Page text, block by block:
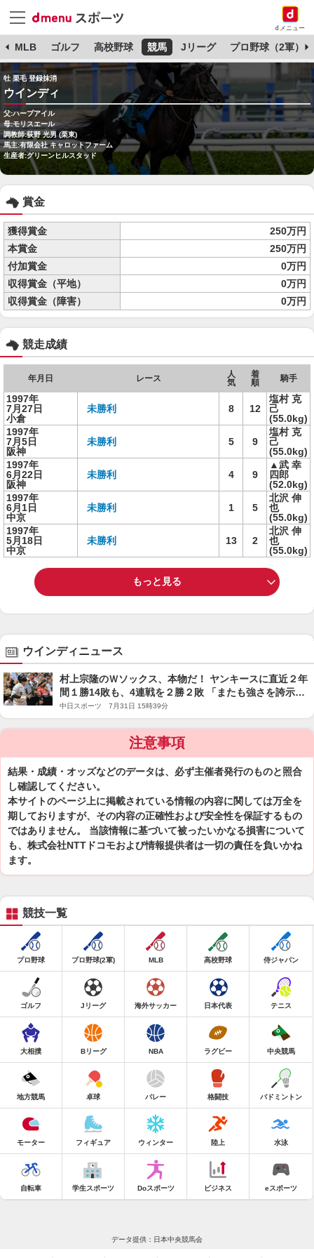
dメニュー
MLB ゴルフ 高校野球 競馬 Jリーグ プロ野球（2軍）
牡 栗毛 登録抹消
ウインディ
父:ハープアイル
母:モリスエール
調教師:荻野 光男 (栗東)
馬主:有限会社 キャロットファーム
生産者:グリーンヒルスタッド
賞金
獲得賞金
250万円
本賞金
250万円
付加賞金
0万円
収得賞金（平地）
0万円
収得賞金（障害）
0万円
競走成績
年月日 レース
人
気
着
順
騎手
1997年
7月27日
小倉
未勝利 8 12
塩村 克
己
(55.0kg)
1997年
7月5日
阪神
未勝利 5 9
塩村 克
己
(55.0kg)
1997年
6月22日
阪神
未勝利 4 9
▲武 幸
四郎
(52.0kg)
1997年
6月1日
中京
未勝利 1 5
北沢 伸
也
(55.0kg)
1997年
5月18日
中京
未勝利 13 2
北沢 伸
也
(55.0kg)
もっと見る
ウインディニュース
村上宗隆のＷソックス、本物だ！ ヤンキースに直近２年
間１勝14敗も、4連戦を２勝２敗 「またも強さを誇示さ
れるのかと思いきや」と米メディア
中日スポーツ 7月31日 15時39分
注意事項
結果・成績・オッズなどのデータは、必ず主催者発行のものと照合
し確認してください。
本サイトのページ上に掲載されている情報の内容に関しては万全を
期しておりますが、その内容の正確性および安全性を保証するもの
ではありません。 当該情報に基づいて被ったいかなる損害について
も、株式会社NTTドコモおよび情報提供者は一切の責任を負いかね
ます。
競技一覧
プロ野球 プロ野球(2軍) MLB 高校野球 侍ジャパン
ゴルフ Jリーグ 海外サッカー 日本代表 テニス
大相撲 Bリーグ NBA ラグビー 中央競馬
地方競馬 卓球 バレー 格闘技 バドミントン
モーター フィギュア ウィンター 陸上 水泳
自転車 学生スポーツ Doスポーツ ビジネス eスポーツ
データ提供：日本中央競馬会